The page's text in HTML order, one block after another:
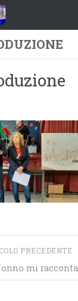
PRECEDENTE
mi racconta